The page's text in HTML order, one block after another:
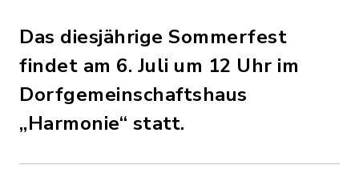
Das diesjährige Sommerfest
findet am 6. Juli um 12 Uhr im
Dorfgemeinschaftshaus
„Harmonie“ statt.